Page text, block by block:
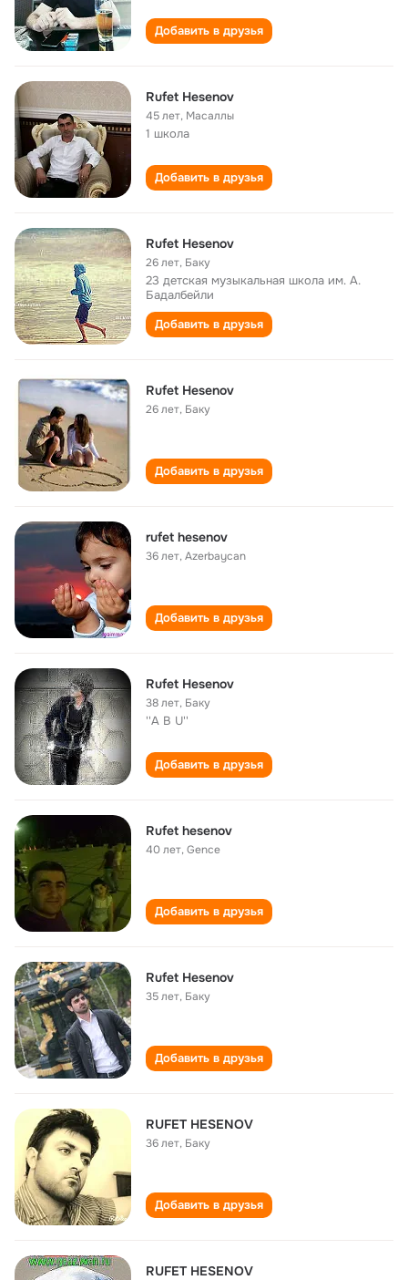
Добавить в друзья
Rufet Hesenov
45 лет, Масаллы
1 школа
Добавить в друзья
Rufet Hesenov
26 лет, Баку
23 детская музыкальная школа им. А.
Бадалбейли
Добавить в друзья
Rufet Hesenov
26 лет, Баку
Добавить в друзья
rufet hesenov
36 лет,Azerbaycan
Добавить в друзья
Rufet Hesenov
38 лет, Баку
''A B U''
Добавить в друзья
Rufet hesenov
40 лет,Gence
Добавить в друзья
Rufet Hesenov
35 лет, Баку
Добавить в друзья
RUFET HESENOV
36 лет, Баку
Добавить в друзья
RUFET HESENOV